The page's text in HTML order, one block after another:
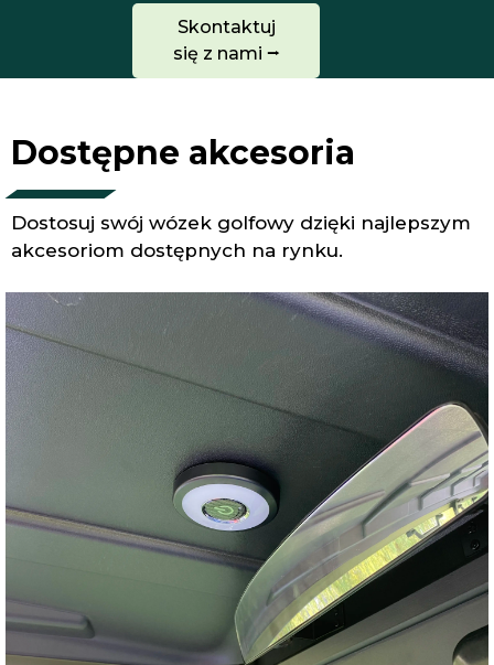
Skontaktuj
się z nami ⭢
Dostępne akcesoria
Dostosuj swój wózek golfowy dzięki najlepszym
akcesoriom dostępnych na rynku.